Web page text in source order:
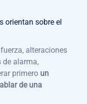
orientan sobre el
alteraciones
de alarma,
primero un
de una